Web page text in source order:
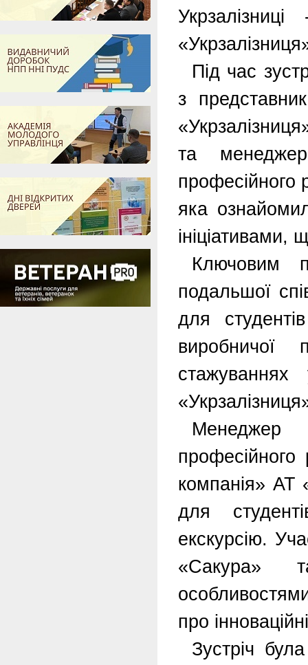
Під час
з
та
професійного
яка
ініціативами,
Ключовим
подальшої
для
виробничої
Менеджер
професійного
компанія» АТ
для
екскурсію.
«Сакура»
про
Зустріч